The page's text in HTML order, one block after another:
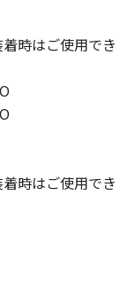
respects
property
as
or right,
or
laws and
country
時はご使用でき
時はご使用でき